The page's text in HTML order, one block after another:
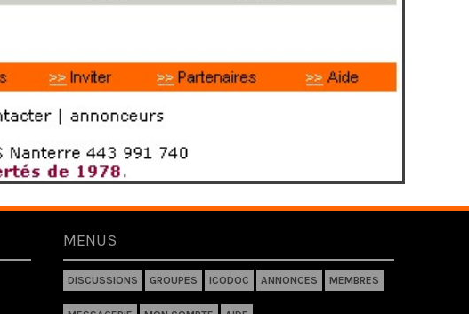
MENUS
DISCUSSIONS GROUPES ICODOC ANNONCES MEMBRES